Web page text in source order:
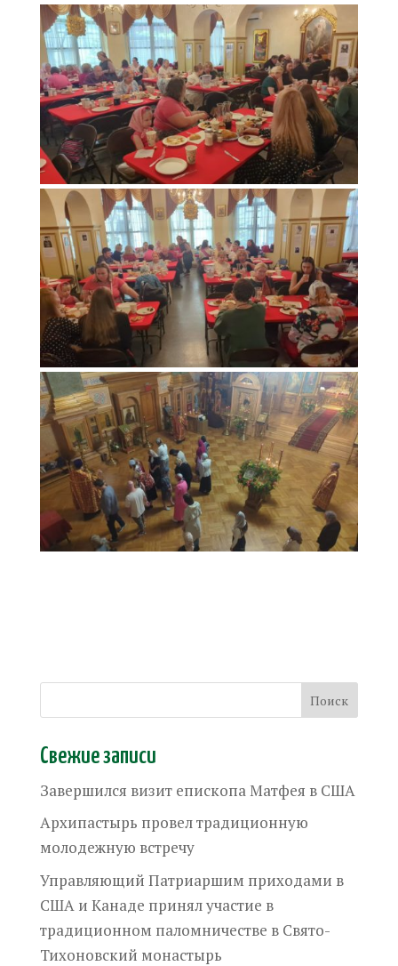
Свежие записи
Завершился визит епископа Матфея в США
Архипастырь провел традиционную
молодежную встречу
Управляющий Патриаршим приходами в
США и Канаде принял участие в
традиционном паломничестве в Свято-
Тихоновский монастырь